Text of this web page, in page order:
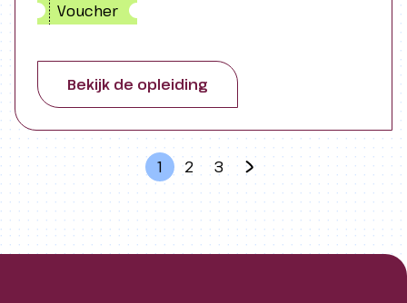
vak kent, maar ook voldoende
cursus voor praktijkopleiders ontwikkeld.
Voucher
Bekijk de opleiding
1 2 3